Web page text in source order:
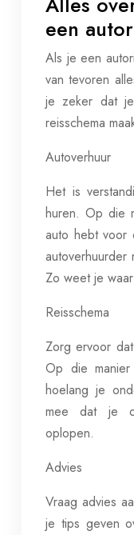
een
Als je een
van tevoren
je zeker dat
reisschema
Autoverhuur
Het is
huren. Op die
auto hebt voor
Zo weet je
Reisschema
Zorg ervoor
Op die
hoelang je
mee dat je
oplopen.
Advies
Vraag advies
je tips geven